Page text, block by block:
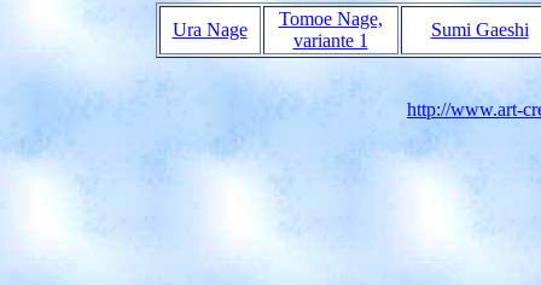
Ura Nage
Tomoe Nage,
variante 1
Sumi Gaeshi
http://www.art-